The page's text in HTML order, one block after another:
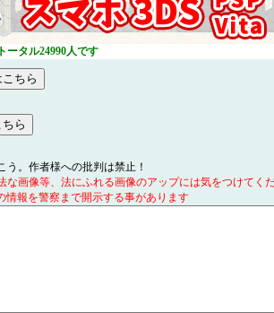
ータル24990人です
。作者様への批判は禁止！
な画像等、法にふれる画像のアップには気をつけてく
情報を警察まで開示する事があります